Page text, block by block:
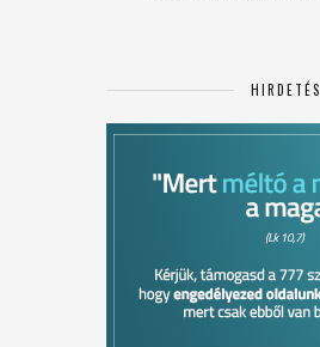
HIRDETÉS